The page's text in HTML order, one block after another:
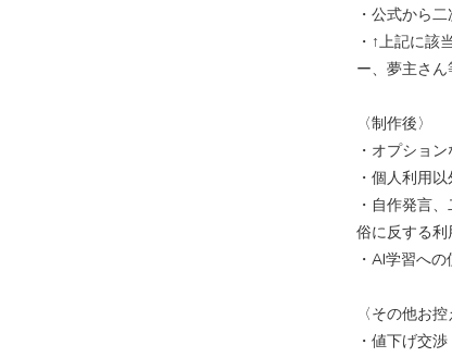
・公式から
・↑上記に該
ー、夢主さ
〈制作後〉
・オプショ
・個人利用
・自作発言
俗に反する利
・AI学習への
〈その他お
・値下げ交渉